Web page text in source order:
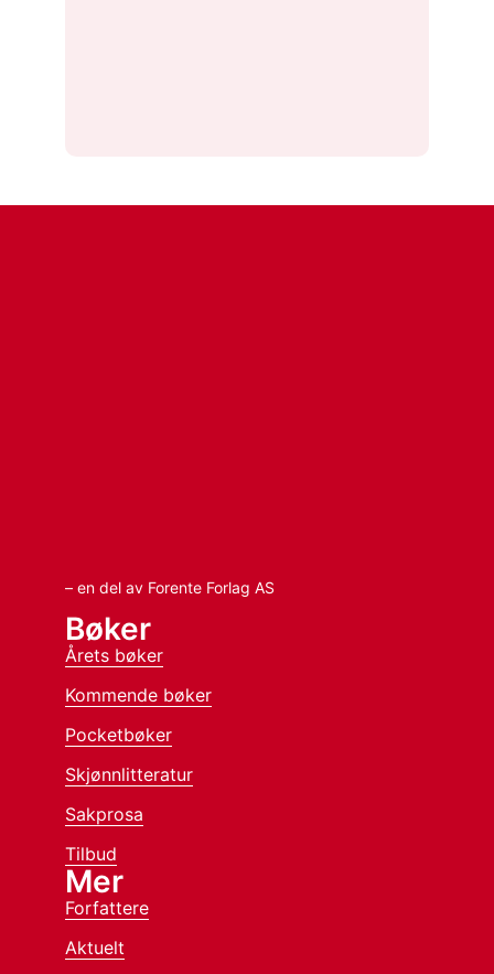
– en del av Forente Forlag AS
Bøker
Årets bøker
Kommende bøker
Pocketbøker
Skjønnlitteratur
Sakprosa
Tilbud
Mer
Forfattere
Aktuelt